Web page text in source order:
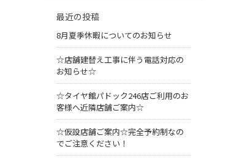
最近の投稿
8月夏季休暇についてのお知らせ
☆店舗建替え工事に伴う電話対応の
お知らせ☆
☆タイヤ館パドック246店ご利用のお
客様へ近隣店舗ご案内☆
☆仮設店舗ご案内☆完全予約制なの
でご注意ください！